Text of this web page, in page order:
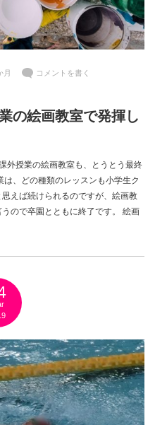
月
コメントを書く
の絵画教室で発揮し
外授業の絵画教室も、とうとう最終
、どの種類のレッスンも小学生ク
えば続けられるのですが、絵画教
ので卒園とともに終了です。 絵画